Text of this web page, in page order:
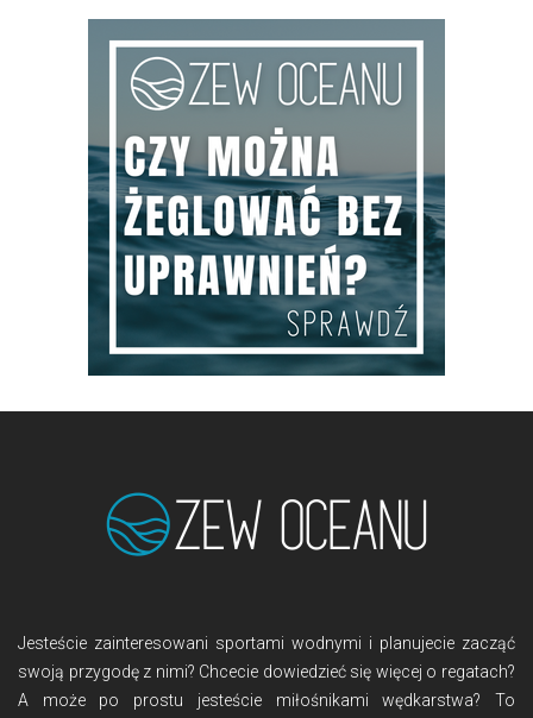
Jesteście zainteresowani sportami wodnymi i planujecie zacząć
swoją przygodę z nimi? Chcecie dowiedzieć się więcej o regatach?
A może po prostu jesteście miłośnikami wędkarstwa? To